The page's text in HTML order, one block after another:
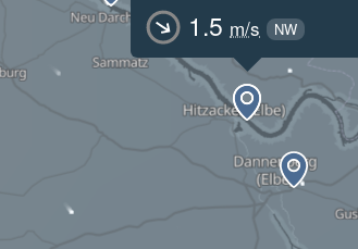
1.5 m/s NW